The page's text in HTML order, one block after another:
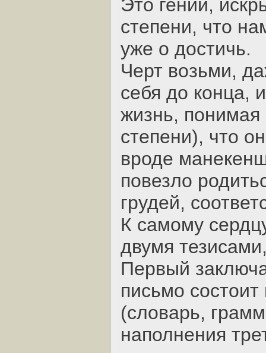
Это гении,
степени, что
уже о достичь.
Черт возьми,
себя до конца,
жизнь, понимая
степени), что
вроде
повезло
грудей,
К самому
двумя
Первый
письмо
(словарь,
наполнения